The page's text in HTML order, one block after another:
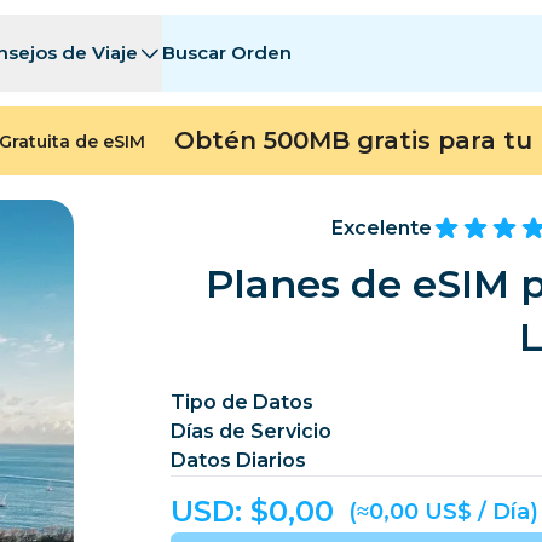
de Viaje Buscar Orden
Andorra
Bermudas
Costa Rica
Dinamarca Dominica
Europa
de eSIM Obtén 500MB gratis para tu
Excelente
Planes de eSIM
Tipo de Datos
Días de Servicio
Datos Diarios
USD: $0,00 (≈0,00 US$ / Día)